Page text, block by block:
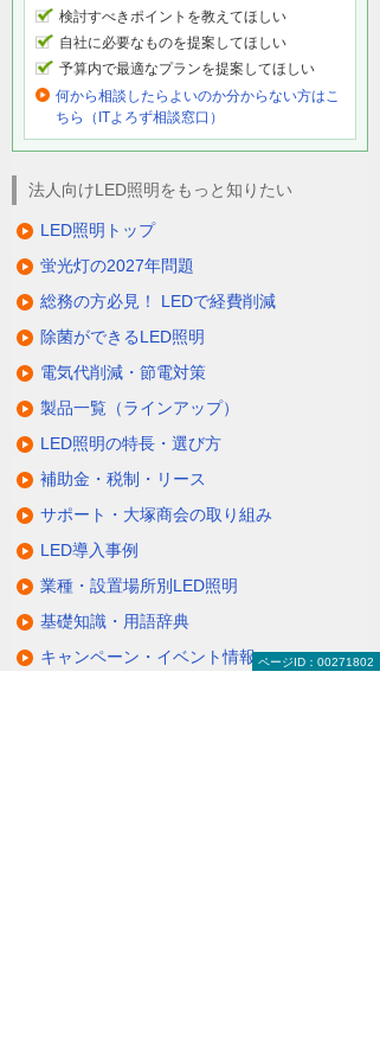
検討すべきポイントを教えてほしい
自社に必要なものを提案してほしい
予算内で最適なプランを提案してほしい
何から相談したらよいのか分からない方はこ
ちら（ITよろず相談窓口）
法人向けLED照明をもっと知りたい
LED照明トップ
蛍光灯の2027年問題
総務の方必見！ LEDで経費削減
除菌ができるLED照明
電気代削減・節電対策
製品一覧（ラインアップ）
LED照明の特長・選び方
補助金・税制・リース
サポート・大塚商会の取り組み
LED導入事例
業種・設置場所別LED照明
基礎知識・用語辞典
キャンペーン・イベント情報ページID：00271802